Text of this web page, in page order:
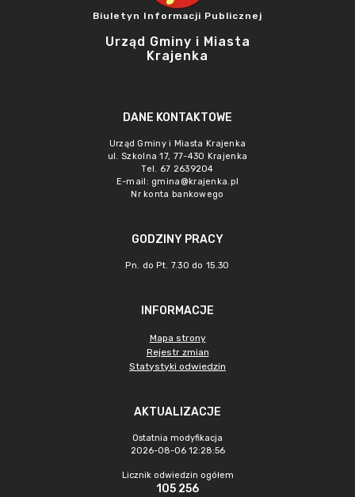
Biuletyn Informacji Publicznej
Urząd Gminy i Miasta
Krajenka
DANE KONTAKTOWE
Urząd Gminy i Miasta Krajenka
ul. Szkolna 17, 77-430 Krajenka
Tel. 67 2639204
E-mail: gmina@krajenka.pl
Nr konta bankowego
GODZINY PRACY
Pn. do Pt. 7.30 do 15.30
INFORMACJE
Mapa strony
Rejestr zmian
Statystyki odwiedzin
AKTUALIZACJE
Ostatnia modyfikacja
2026-08-06 12:28:56
Licznik odwiedzin ogółem
105 256